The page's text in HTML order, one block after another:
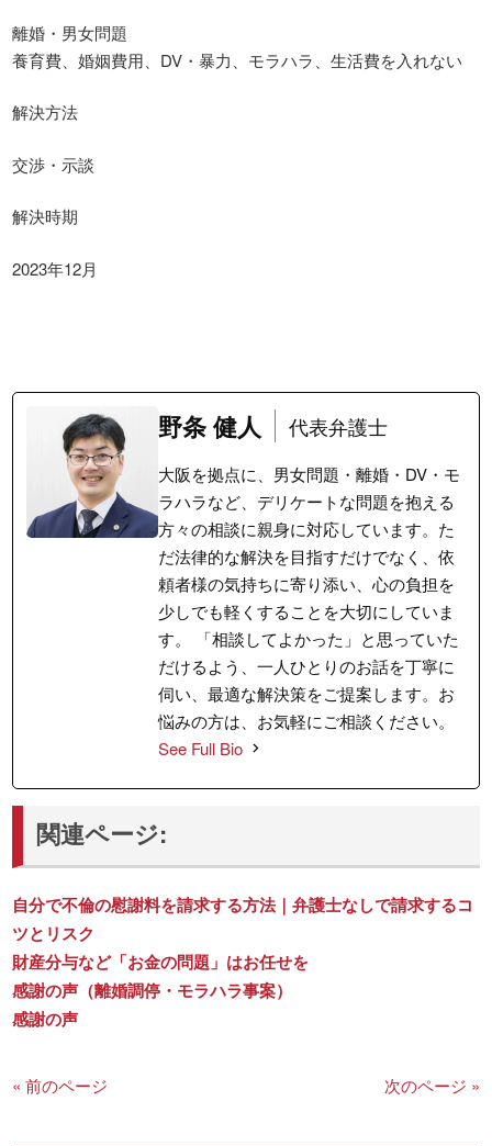
離婚・男女問題
養育費、婚姻費用、DV・暴力、モラハラ、生活費を入れない
解決方法
交渉・示談
解決時期
2023年12月
野条 健人 代表弁護士
大阪を拠点に、男女問題・離婚・DV・モ
ラハラなど、デリケートな問題を抱える
方々の相談に親身に対応しています。た
だ法律的な解決を目指すだけでなく、依
頼者様の気持ちに寄り添い、心の負担を
少しでも軽くすることを大切にしていま
す。 「相談してよかった」と思っていた
だけるよう、一人ひとりのお話を丁寧に
伺い、最適な解決策をご提案します。お
悩みの方は、お気軽にご相談ください。
See Full Bio
関連ページ:
自分で不倫の慰謝料を請求する方法｜弁護士なしで請求するコ
ツとリスク
財産分与など「お金の問題」はお任せを
感謝の声（離婚調停・モラハラ事案）
感謝の声
« 前のページ 次のページ »